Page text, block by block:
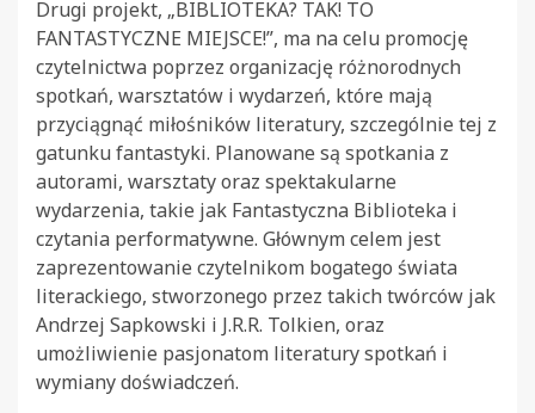
Drugi projekt, „BIBLIOTEKA? TAK! TO
FANTASTYCZNE MIEJSCE!”, ma na celu promocję
czytelnictwa poprzez organizację różnorodnych
spotkań, warsztatów i wydarzeń, które mają
przyciągnąć miłośników literatury, szczególnie tej z
gatunku fantastyki. Planowane są spotkania z
autorami, warsztaty oraz spektakularne
wydarzenia, takie jak Fantastyczna Biblioteka i
czytania performatywne. Głównym celem jest
zaprezentowanie czytelnikom bogatego świata
literackiego, stworzonego przez takich twórców jak
Andrzej Sapkowski i J.R.R. Tolkien, oraz
umożliwienie pasjonatom literatury spotkań i
wymiany doświadczeń.